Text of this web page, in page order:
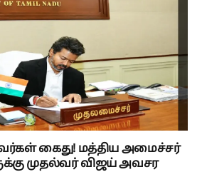
கைது! மத்திய அமைச்சர்
முதல்வர் விஜய் அவசர